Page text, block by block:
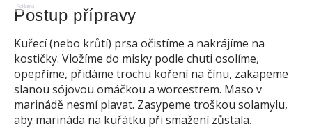
Reklama
Postup přípravy
Kuřecí (nebo krůtí) prsa očistíme a nakrájíme na
kostičky. Vložíme do misky podle chuti osolíme,
opepříme, přidáme trochu koření na čínu, zakapeme
slanou sójovou omáčkou a worcestrem. Maso v
marinádě nesmí plavat. Zasypeme troškou solamylu,
aby marináda na kuřátku při smažení zůstala.